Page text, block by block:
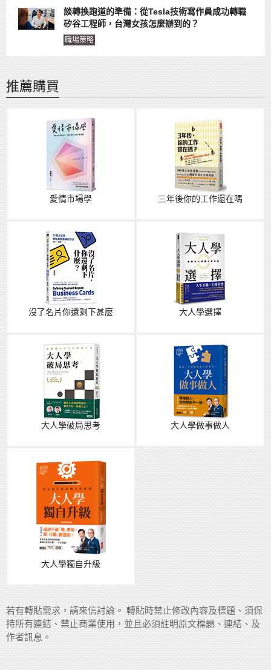
談轉換跑道的準備：從Tesla技術寫作員成功轉職
矽谷工程師，台灣女孩怎麼辦到的？
職場策略
推薦購買
愛情市場學 三年後你的工作還在嗎
沒了名片你還剩下甚麼 大人學選擇
大人學破局思考 大人學做事做人
大人學獨自升級
若有轉貼需求，請來信討論。 轉貼時禁止修改內容及標題、須保
持所有連結、禁止商業使用，並且必須註明原文標題、連結、及
作者訊息。